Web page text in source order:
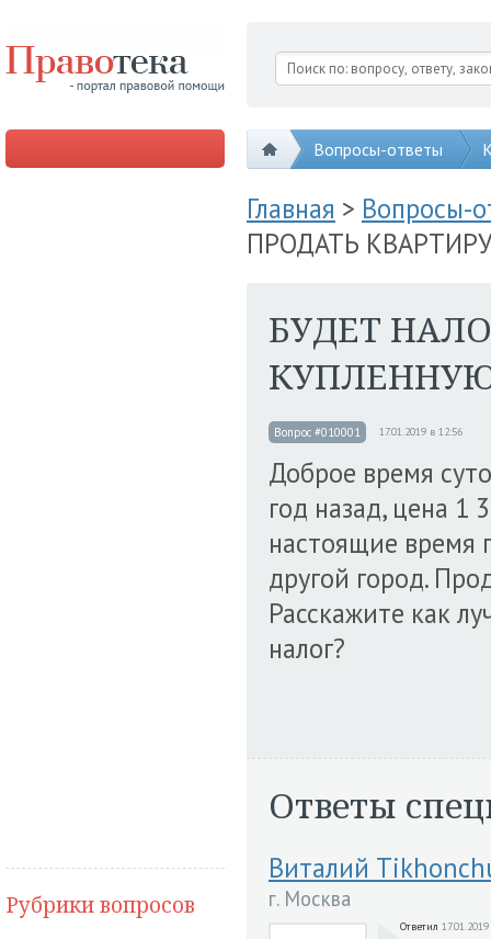
Вопросы-ответы
Рубрики вопросов
Главная > Вопросы-
ПРОДАТЬ
БУДЕТ
Вопрос #010001 17.01.2019 в 12:56
Доброе время
год назад, цена 1
настоящие время
другой город.
Расскажите как
налог?
Ответы
Виталий
г. Москва
Ответил